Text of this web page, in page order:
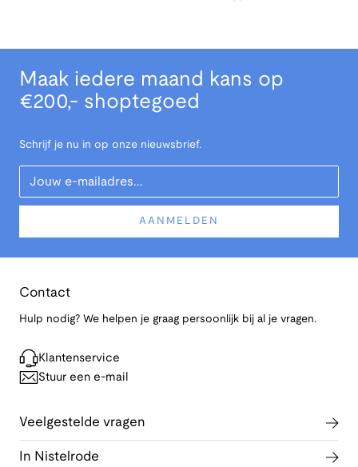
Maak iedere maand kans op
€200,- shoptegoed
Schrijf je nu in op onze nieuwsbrief.
Your Email
AANMELDEN
Contact
Hulp nodig? We helpen je graag persoonlijk bij al je vragen.
Klantenservice
Stuur een e-mail
Veelgestelde vragen
In Nistelrode